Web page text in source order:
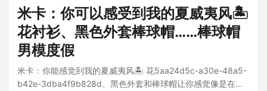
米卡：你可以感受到我的夏威夷风🏝
花衬衫、黑色外套棒球帽……棒球帽
男模度假
米卡：你能感觉到我的夏威夷风🏝 花5aa24d5c-a30e-48a5-
b42e-3dba4f9b828d、黑色外套和棒球帽让你感觉像是在度